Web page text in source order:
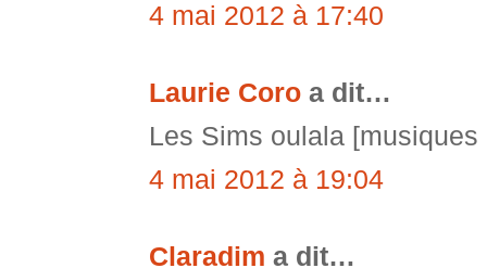
4 mai 2012 à 17:40
Laurie Coro a dit…
Les Sims oulala
4 mai 2012 à 19:04
Claradim a dit…